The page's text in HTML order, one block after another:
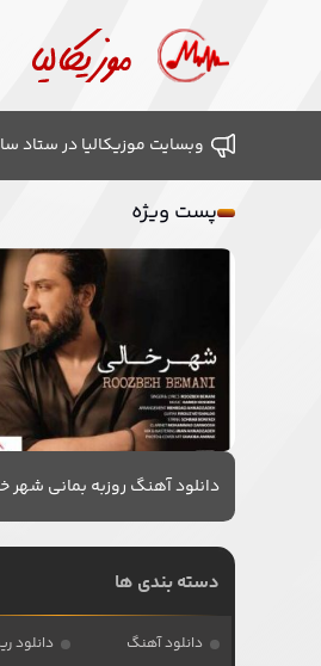
وبسایت موزیکالیا در
پست ویژه
دانلود آهنگ روزبه بمانی شهر
دسته بندی ها
دانلود آهنگ
دانلود